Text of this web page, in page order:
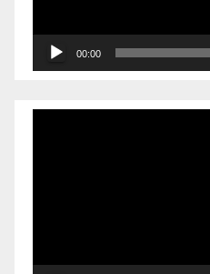
00:00